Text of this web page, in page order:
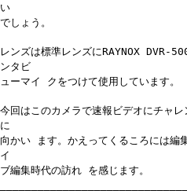
い
でしょう。
レンズは標準レンズにRAYNOX DVR-
ンタビ
ューマイ クをつけて使用しています。
今回はこのカメラで速報ビデオにチャ
に
向かい ます。かえってくるころには編
イ
ブ編集時代の訪れ を感じます。